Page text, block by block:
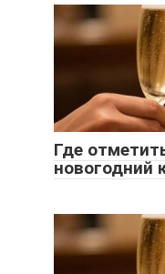
Где
новогодний